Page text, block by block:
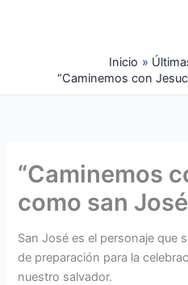
Inicio
“Caminemos con
“Caminemos
como san
San José es el personaje que
de preparación para la
nuestro salvador.